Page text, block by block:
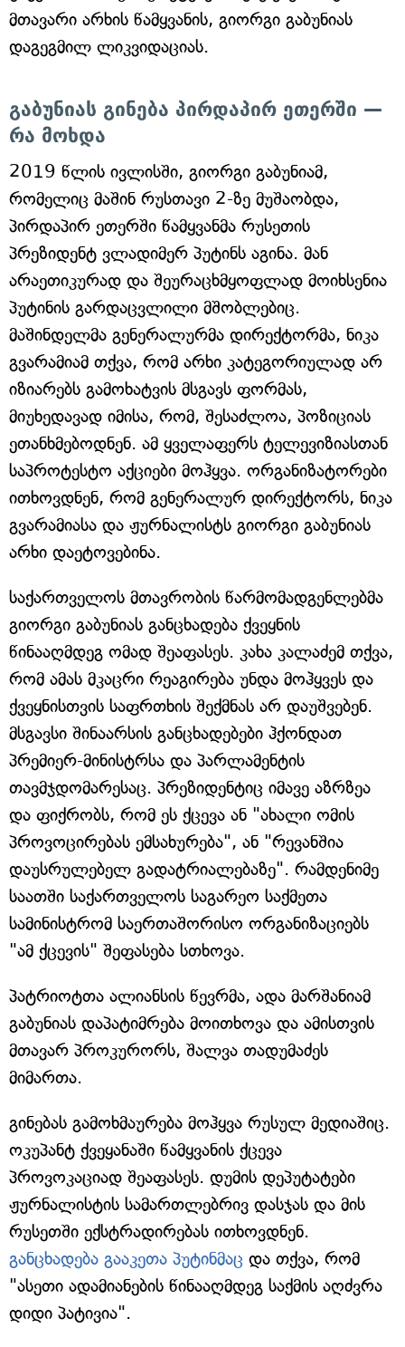
მთავარი არხის წამყვანის, გიორგი გაბუნიას
დაგეგმილ ლიკვიდაციას.
გაბუნიას გინება პირდაპირ ეთერში —
რა მოხდა
2019 წლის ივლისში, გიორგი გაბუნიამ,
რომელიც მაშინ რუსთავი 2-ზე მუშაობდა,
პირდაპირ ეთერში წამყვანმა რუსეთის
პრეზიდენტ ვლადიმერ პუტინს აგინა. მან
არაეთიკურად და შეურაცხმყოფლად მოიხსენია
პუტინის გარდაცვლილი მშობლებიც.
მაშინდელმა გენერალურმა დირექტორმა, ნიკა
გვარამიამ თქვა, რომ არხი კატეგორიულად არ
იზიარებს გამოხატვის მსგავს ფორმას,
მიუხედავად იმისა, რომ, შესაძლოა, პოზიციას
ეთანხმებოდნენ. ამ ყველაფერს ტელევიზიასთან
საპროტესტო აქციები მოჰყვა. ორგანიზატორები
ითხოვდნენ, რომ გენერალურ დირექტორს, ნიკა
გვარამიასა და ჟურნალისტს გიორგი გაბუნიას
არხი დაეტოვებინა.
საქართველოს მთავრობის წარმომადგენლებმა
გიორგი გაბუნიას განცხადება ქვეყნის
წინააღმდეგ ომად შეაფასეს. კახა კალაძემ თქვა,
რომ ამას მკაცრი რეაგირება უნდა მოჰყვეს და
ქვეყნისთვის საფრთხის შექმნას არ დაუშვებენ.
მსგავსი შინაარსის განცხადებები ჰქონდათ
პრემიერ-მინისტრსა და პარლამენტის
თავმჯდომარესაც. პრეზიდენტიც იმავე აზრზეა
და ფიქრობს, რომ ეს ქცევა ან "ახალი ომის
პროვოცირებას ემსახურება", ან "რევანშია
დაუსრულებელ გადატრიალებაზე". რამდენიმე
საათში საქართველოს საგარეო საქმეთა
სამინისტრომ საერთაშორისო ორგანიზაციებს
"ამ ქცევის" შეფასება სთხოვა.
პატრიოტთა ალიანსის წევრმა, ადა მარშანიამ
გაბუნიას დაპატიმრება მოითხოვა და ამისთვის
მთავარ პროკურორს, შალვა თადუმაძეს
მიმართა.
გინებას გამოხმაურება მოჰყვა რუსულ მედიაშიც.
ოკუპანტ ქვეყანაში წამყვანის ქცევა
პროვოკაციად შეაფასეს. დუმის დეპუტატები
ჟურნალისტის სამართლებრივ დასჯას და მის
რუსეთში ექსტრადირებას ითხოვდნენ.
განცხადება გააკეთა პუტინმაც და თქვა, რომ
"ასეთი ადამიანების წინააღმდეგ საქმის აღძვრა
დიდი პატივია".